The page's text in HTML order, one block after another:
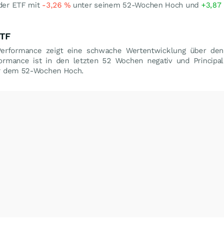
ETF mit -3,26 %unter seinem 52-Wochen Hoch und +3,87
zeigt eine schwache Wertentwicklung über den
ist in den letzten 52 Wochen negativ und Principal
52-Wochen Hoch.